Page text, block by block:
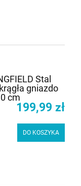
Stal
gniazdo
cm
199,99 zł
DO KOSZYKA